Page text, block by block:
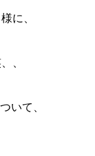
に、
、
いて、